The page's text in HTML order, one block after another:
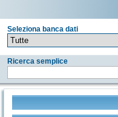
Seleziona banca dati
Ricerca semplice